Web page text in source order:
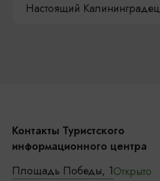
Настоящий Калининградец
Контакты Туристского
информационного центра
Площадь Победы, 1Открыто